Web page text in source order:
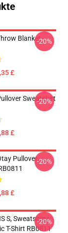
Blanket
£
-20%
Sweatshirt
£
-20%
Pullover
£
-20%
S, Sweatshirts
T-Shirt RB0811
-20%